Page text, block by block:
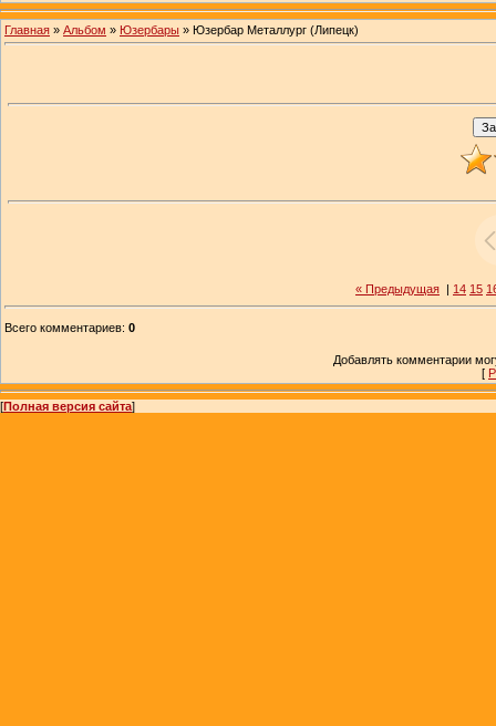
Главная » Альбом » Юзербары » Юзербар Металлург (Липецк)
« Предыдущая 14 15
Всего комментариев: 0
Добавлять комментарии
[
[Полная версия сайта]